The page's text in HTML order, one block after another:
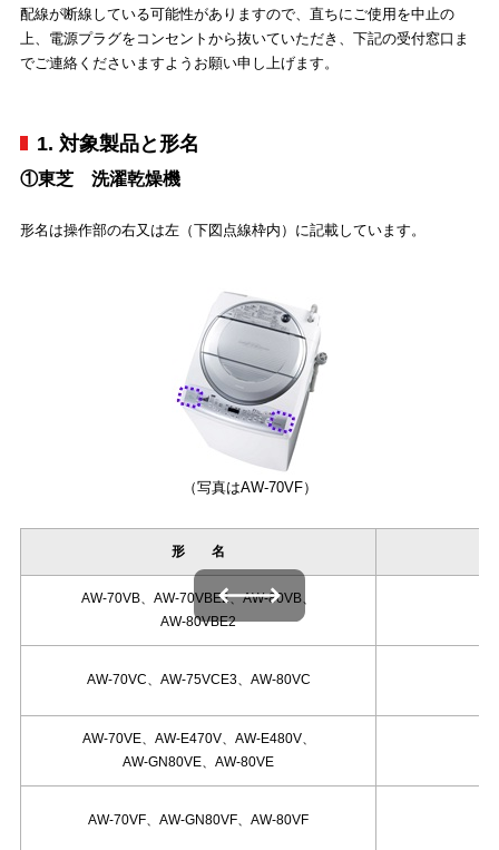
配線が断線している可能性がありますので、直ちにご使用を中止の
上、電源プラグをコンセントから抜いていただき、下記の受付窓口ま
でご連絡くださいますようお願い申し上げます。
1. 対象製品と形名
①東芝 洗濯乾燥機
形名は操作部の右又は左（下図点線枠内）に記載しています。
（写真はAW-70VF）
形 名
AW-70VB、AW-70VBE2、AW-80VB、
AW-80VBE2
AW-70VC、AW-75VCE3、AW-80VC
AW-70VE、AW-E470V、AW-E480V、
AW-GN80VE、AW-80VE
AW-70VF、AW-GN80VF、AW-80VF